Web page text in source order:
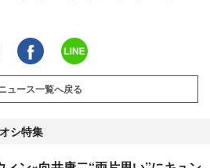
ュース一覧へ戻る
シ特集